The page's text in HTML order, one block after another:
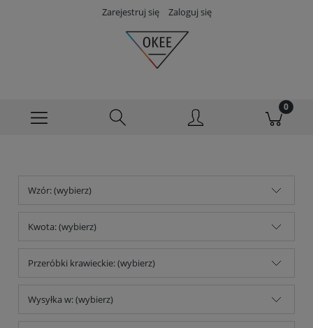
Zarejestruj się Zaloguj się
Wzór: (wybierz)
Kwota: (wybierz)
Przeróbki krawieckie: (wybierz)
Wysyłka w: (wybierz)